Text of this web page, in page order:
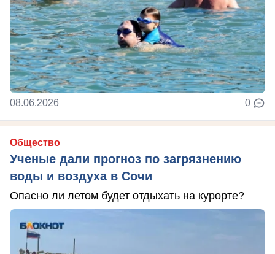
08.06.2026 0
Общество
Ученые дали прогноз по загрязнению
воды и воздуха в Сочи
Опасно ли летом будет отдыхать на курорте?